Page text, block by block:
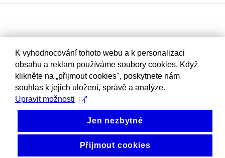
K vyhodnocování tohoto webu a k personalizaci
obsahu a reklam používáme soubory cookies. Když
klikněte na „přijmout cookies", poskytnete nám
souhlas k jejich uložení, správě a analýze.
Upravit možnosti
Jen nezbytné
Přijmout cookies